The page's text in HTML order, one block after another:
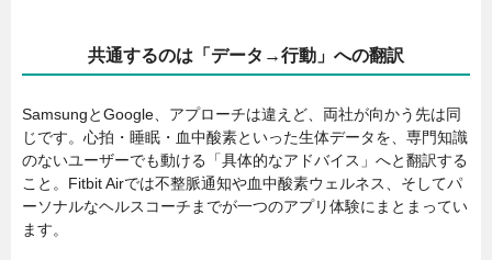
共通するのは「データ→行動」への翻訳
SamsungとGoogle、アプローチは違えど、両社が向かう先は同
じです。心拍・睡眠・血中酸素といった生体データを、専門知識
のないユーザーでも動ける「具体的なアドバイス」へと翻訳する
こと。Fitbit Airでは不整脈通知や血中酸素ウェルネス、そしてパ
ーソナルなヘルスコーチまでが一つのアプリ体験にまとまってい
ます。